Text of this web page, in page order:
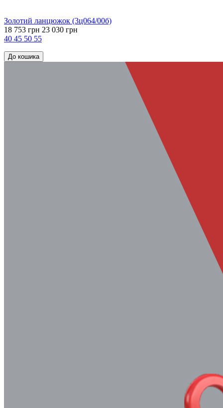
Золотий ланцюжок (3ц064/00б)
18 753 грн 23 030 грн
40 45 50 55
До кошика